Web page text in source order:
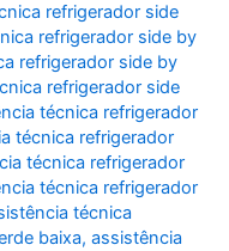
refrigerador side
refrigerador side by
refrigerador side by
refrigerador side
técnica refrigerador
técnica refrigerador
técnica refrigerador
técnica refrigerador
técnica
baixa,assistência